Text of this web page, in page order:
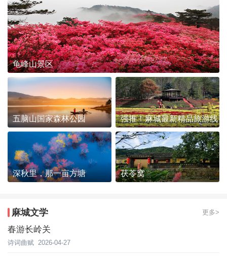
龟峰山景区
五脑山国家森林公园 强推！麻城最新精品旅游线
路发布~
深秋里，那一亩方塘 茯苓窝
麻城文学 更多>
春游长岭关
诗词曲赋 2026-04-27